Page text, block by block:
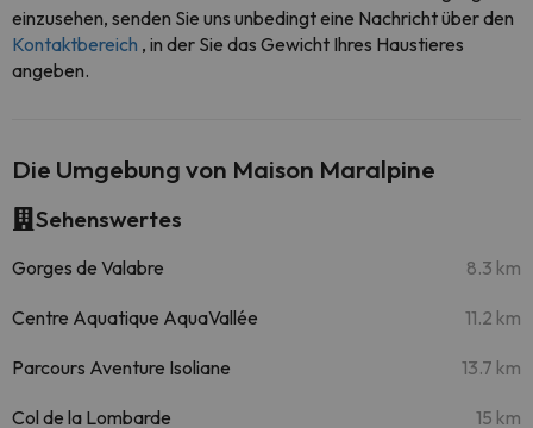
einzusehen, senden Sie uns unbedingt eine Nachricht über den
Kontaktbereich , in der Sie das Gewicht Ihres Haustieres
angeben.
Die Umgebung von Maison Maralpine
Sehenswertes
Gorges de Valabre 8.3 km
Centre Aquatique AquaVallée 11.2 km
Parcours Aventure Isoliane 13.7 km
Col de la Lombarde 15 km